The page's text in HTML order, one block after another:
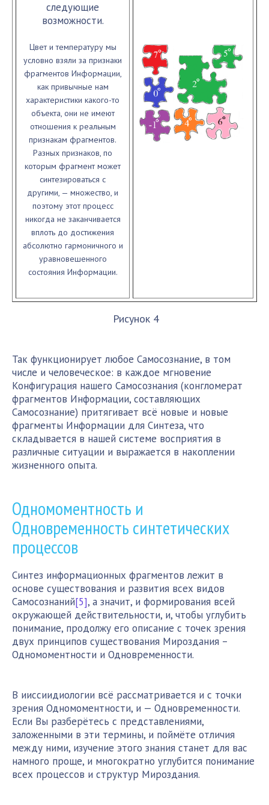
следующие
возможности.
Цвет и температуру мы
условно взяли за признаки
фрагментов Информации,
как привычные нам
характеристики какого-то
объекта, они не имеют
отношения к реальным
признакам фрагментов.
Разных признаков, по
которым фрагмент может
синтезироваться с
другими, — множество, и
поэтому этот процесс
никогда не заканчивается
вплоть до достижения
абсолютно гармоничного и
уравновешенного
состояния Информации.
Рисунок 4
Так функционирует любое Самосознание, в том
числе и человеческое: в каждое мгновение
Конфигурация нашего Самосознания (конгломерат
фрагментов Информации, составляющих
Самосознание) притягивает всё новые и новые
фрагменты Информации для Синтеза, что
складывается в нашей системе восприятия в
различные ситуации и выражается в накоплении
жизненного опыта.
Одномоментность и
Одновременность синтетических
процессов
Синтез информационных фрагментов лежит в
основе существования и развития всех видов
Самосознаний[5], а значит, и формирования всей
окружающей действительности, и, чтобы углубить
понимание, продолжу его описание с точек зрения
двух принципов существования Мироздания –
Одномоментности и Одновременности.
В ииссиидиологии всё рассматривается и с точки
зрения Одномоментности, и — Одновременности.
Если Вы разберётесь с представлениями,
заложенными в эти термины, и поймёте отличия
между ними, изучение этого знания станет для вас
намного проще, и многократно углубится понимание
всех процессов и структур Мироздания.